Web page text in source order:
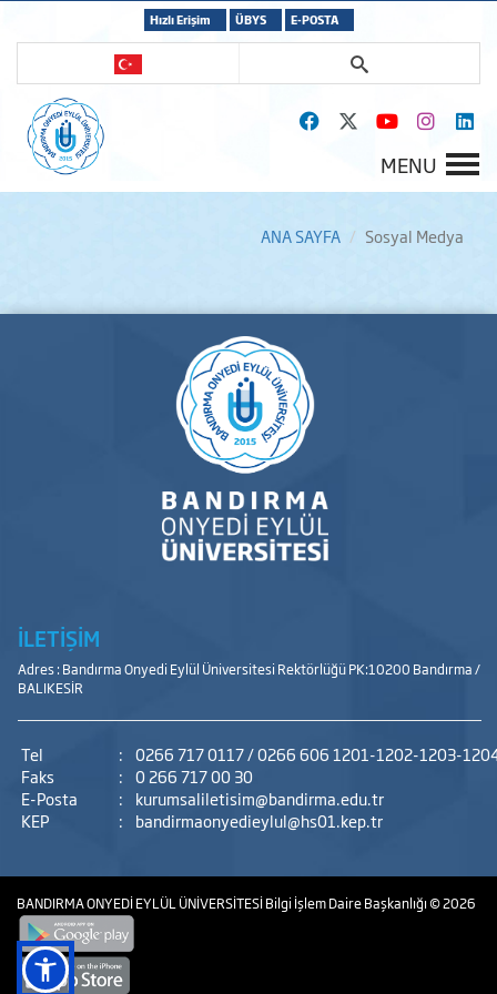
Hızlı Erişim ÜBYS E-POSTA
MENU
ANA SAYFA Sosyal Medya
İLETİŞİM
Adres : Bandırma Onyedi Eylül Üniversitesi Rektörlüğü PK:10200 Bandırma /
BALIKESİR
Tel : 0266 717 0117 / 0266 606 1201-1202-1203-
Faks
: 0 266 717 00 30
E-Posta
:
kurumsaliletisim@bandirma.edu.tr
KEP
: bandirmaonyedieylul@hs01.kep.tr
BANDIRMA ONYEDİ EYLÜL ÜNİVERSİTESİBilgi İşlem Daire Başkanlığı© 2026